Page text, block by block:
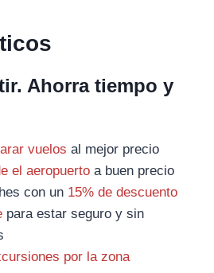
Ahorra tiempo y
vuelos al mejor precio
el aeropuerto a buen precio
con un 15% de descuento
para estar seguro y sin
por la zona